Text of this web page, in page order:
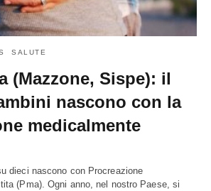
SALUTE
(Mazzone, Sispe): il
nascono con la
medicalmente
dieci nascono con Procreazione
(Pma). Ogni anno, nel nostro Paese, si